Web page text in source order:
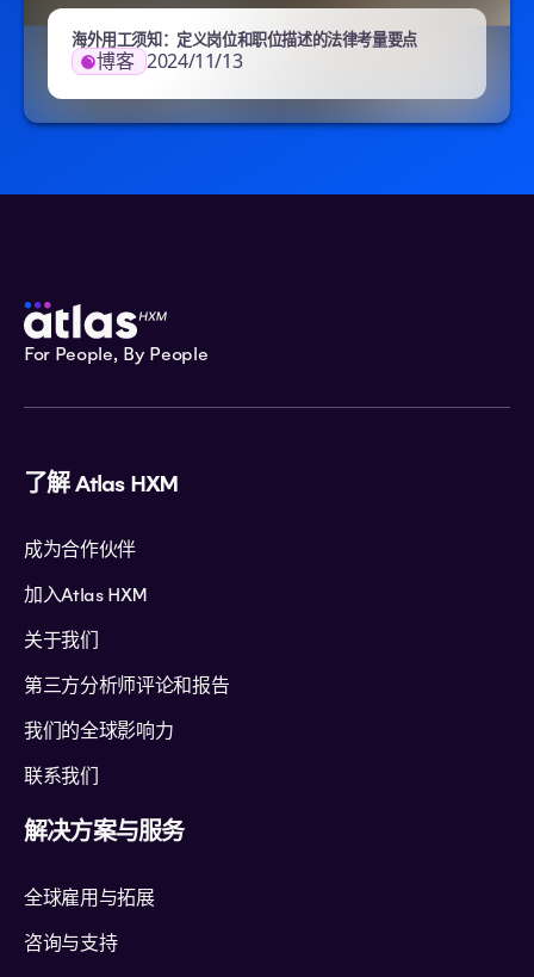
海外用工须知：定义岗位和职位描述的法律考量要点
博客 2024/11/13
For People, By People
了解 Atlas HXM
成为合作伙伴
加入Atlas HXM
关于我们
第三方分析师评论和报告
我们的全球影响力
联系我们
解决方案与服务
全球雇用与拓展
咨询与支持